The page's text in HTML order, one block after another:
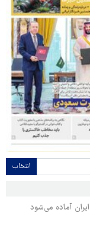
انتخاب
آماده می‌شود